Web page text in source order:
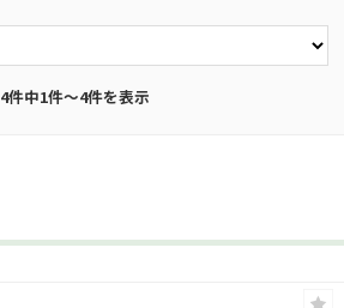
4件中1件～4件を表示